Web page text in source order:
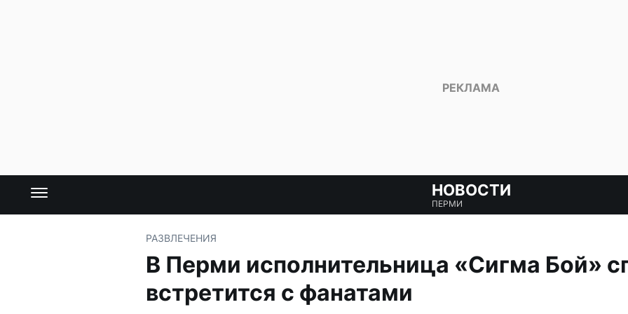
НОВОСТИ
ПЕРМИ
РАЗВЛЕЧЕНИЯ
В Перми исполнительница «Сигма Бой»
встретится с фанатами